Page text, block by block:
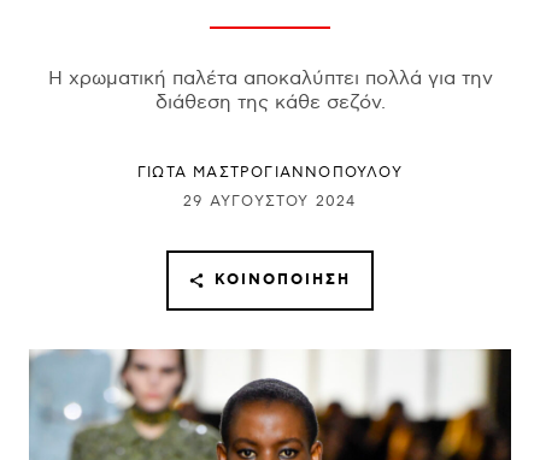
Η χρωματική παλέτα αποκαλύπτει πολλά για την
διάθεση της κάθε σεζόν.
ΓΙΩΤΑ ΜΑΣΤΡΟΓΙΑΝΝΟΠΟΥΛΟΥ
29 ΑΥΓΟΎΣΤΟΥ 2024
ΚΟΙΝΟΠΟΊΗΣΗ